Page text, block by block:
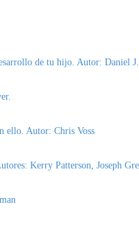
de tu hijo. Autor: Daniel
ello. Autor: Chris Voss
Kerry Patterson, Joseph